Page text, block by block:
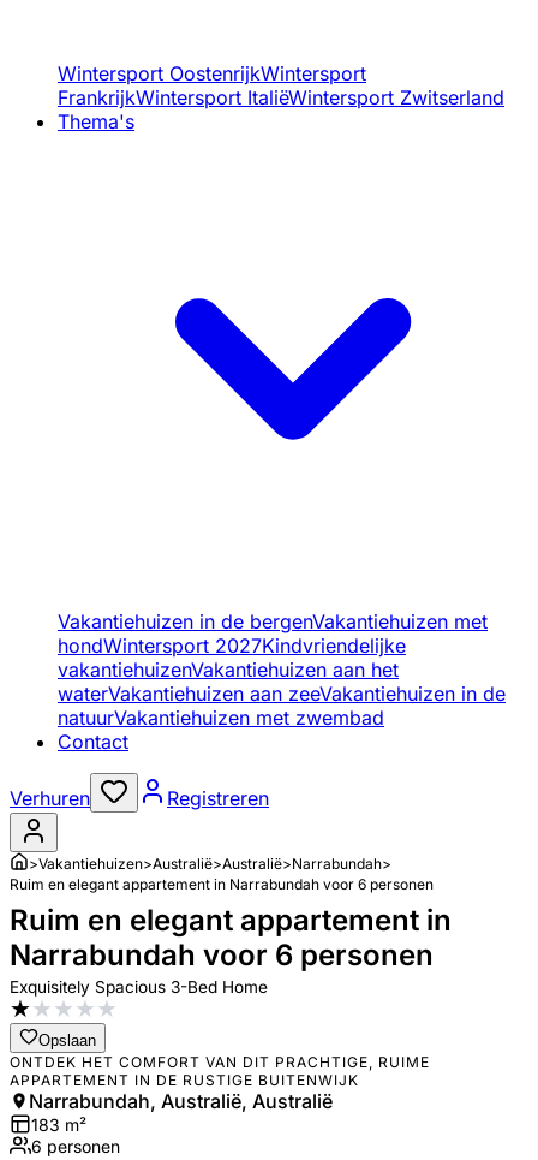
Wintersport OostenrijkWintersport
FrankrijkWintersport ItaliëWintersport Zwitserland
Thema's
Vakantiehuizen in de bergenVakantiehuizen met
hondWintersport 2027Kindvriendelijke
vakantiehuizenVakantiehuizen aan het
waterVakantiehuizen aan zeeVakantiehuizen in de
natuurVakantiehuizen met zwembad
Contact
Verhuren Registreren
>Vakantiehuizen>Australië>Australië>Narrabundah>
Ruim en elegant appartement in Narrabundah voor 6 personen
Ruim en elegant appartement in
Narrabundah voor 6 personen
Exquisitely Spacious 3-Bed Home
★★★★★
Opslaan
ONTDEK HET COMFORT VAN DIT PRACHTIGE, RUIME
APPARTEMENT IN DE RUSTIGE BUITENWIJK
Narrabundah, Australië, Australië
183 m²
6 personen